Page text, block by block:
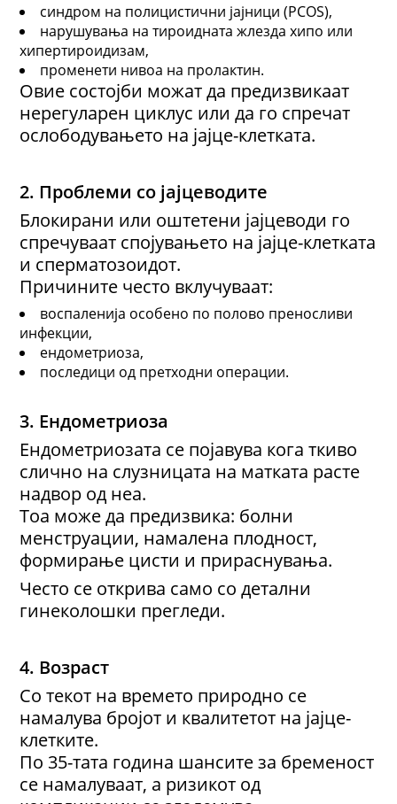
синдром на полицистични јајници (PCOS),
нарушувања на тироидната жлезда хипо или
хипертироидизам,
променети нивоа на пролактин.
Овие состојби можат да предизвикаат
нерегуларен циклус или да го спречат
ослободувањето на јајце-клетката.
2. Проблеми со јајцеводите
Блокирани или оштетени јајцеводи го
спречуваат спојувањето на јајце-клетката
и сперматозоидот.
Причините често вклучуваат:
воспаленија особено по полово преносливи
инфекции,
ендометриоза,
последици од претходни операции.
3. Ендометриоза
Ендометриозата се појавува кога ткиво
слично на слузницата на матката расте
надвор од неа.
Тоа може да предизвика: болни
менструации, намалена плодност,
формирање цисти и прираснувања.
Често се открива само со детални
гинеколошки прегледи.
4. Возраст
Со текот на времето природно се
намалува бројот и квалитетот на јајце-
клетките.
По 35-тата година шансите за бременост
се намалуваат, а ризикот од